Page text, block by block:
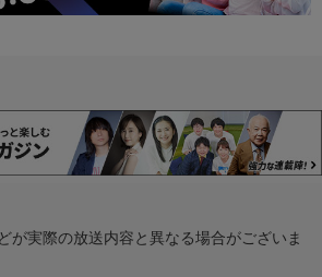
が実際の放送内容と異なる場合がございま